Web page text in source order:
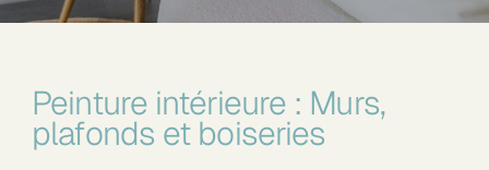
Peinture intérieure : Murs,
plafonds et boiseries